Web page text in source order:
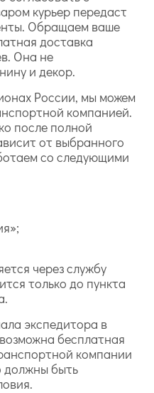
курьер передаст
Обращаем ваше
доставка
Она не
и декор.
России, мы можем
компанией.
после полной
от выбранного
со следующими
через службу
только до пункта
экспедитора в
бесплатная
компании
должны быть